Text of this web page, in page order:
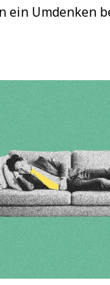
ein Umdenken